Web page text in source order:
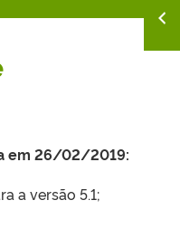
em 26/02/2019:
a versão 5.1;